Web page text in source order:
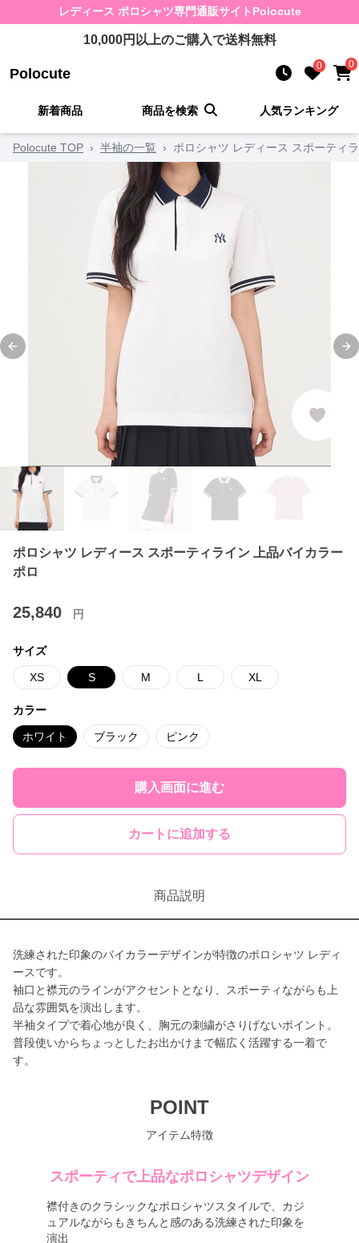
レディース ポロシャツ専門通販サイト Polocute
10,000円以上のご購入で送料無料
Polocute 0 0
新着商品 商品を検索 人気ランキング
Polocute TOP › 半袖の一覧 › ポロシャツ レディース スポーティ
Previous slide
ポロシャツ レディース スポーティライン 上品バイカラー
ポロ
25,840 円
サイズ
XS S M L XL
カラー
ホワイト ブラック ピンク
購入画面に進む
カートに追加する
商品説明
洗練された印象のバイカラーデザインが特徴のポロシャツ レディ
ースです。
袖口と襟元のラインがアクセントとなり、スポーティながらも上
品な雰囲気を演出します。
半袖タイプで着心地が良く、胸元の刺繍がさりげないポイント。
普段使いからちょっとしたお出かけまで幅広く活躍する一着で
す。
POINT
アイテム特徴
スポーティで上品なポロシャツデザイン
襟付きのクラシックなポロシャツスタイルで、カジ
ュアルながらもきちんと感のある洗練された印象を
演出